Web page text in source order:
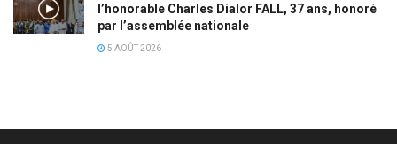
l’honorable Charles Dialor FALL, 37 ans, honoré
par l’assemblée nationale
5 AOÛT 2026